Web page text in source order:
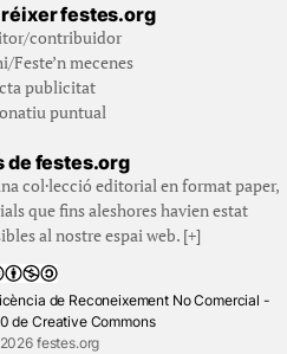
festes.org
contribuidor
Feste’n mecenes
publicitat
puntual
de festes.org
col·lecció editorial en format paper,
que fins aleshores havien estat
al nostre espai web. [+]
de Reconeixement No Comercial -
de Creative Commons
festes.org